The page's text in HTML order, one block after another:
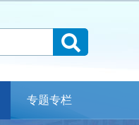
专题专栏